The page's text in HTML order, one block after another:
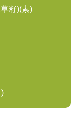
籽)(素)
)